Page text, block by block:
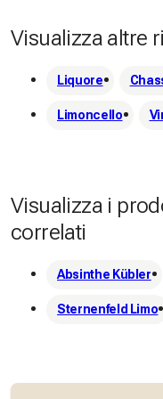
Visualizza altre
Liquore
Limoncello
Visualizza i
correlati
Absinthe Kübler
Sternenfeld Limo